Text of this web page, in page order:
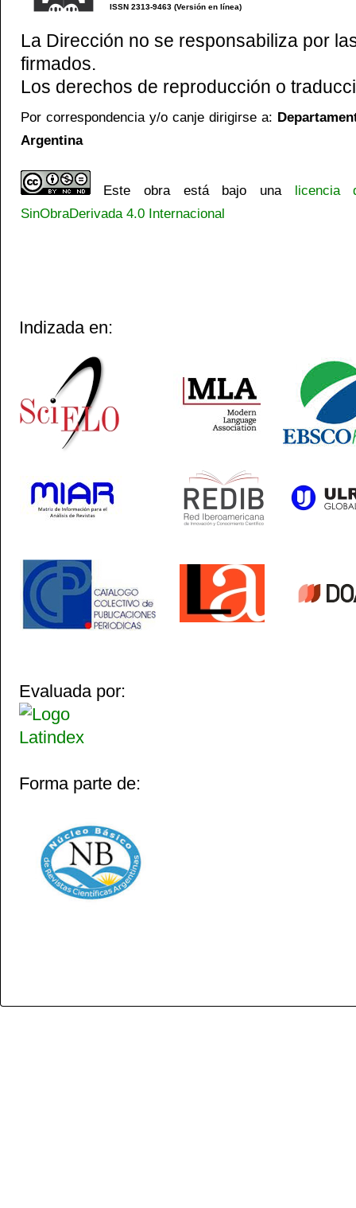
ISSN 2313-9463 (Versión en línea)
La Dirección no se responsabiliza por
firmados.
Los derechos de reproducción o
Por correspondencia y/o canje dirigirse a:
Argentina
Este obra está bajo una licencia
SinObraDerivada 4.0 Internacional
Indizada en:
Evaluada por:
Forma parte de: